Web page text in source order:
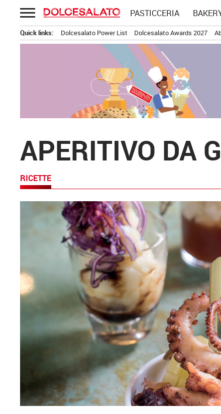
Passa
al
contenuto
PASTICCERIA
Quick links: Dolcesalato Power List Dolcesalato Awards 2027
APERITIVO DA
RICETTE